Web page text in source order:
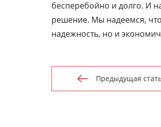
бесперебойно и долго. И
решение. Мы надеемся,
надежность, но и
 Предыдущая